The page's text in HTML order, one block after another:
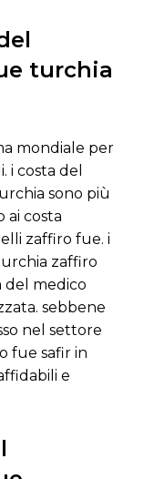
turchia
i costa del
sono più
ai costa
zaffiro fue. i
zaffiro
del medico
sebbene
nel settore
fue safir in
e